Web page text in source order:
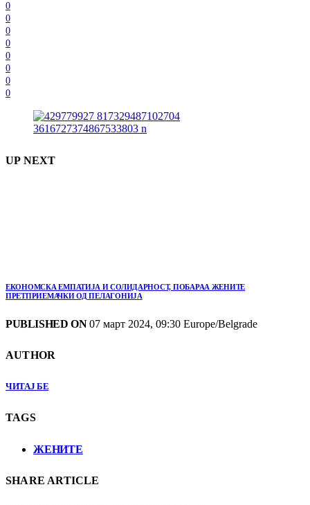
0
0
0
0
0
0
0
0
UP NEXT
ЕКОНОМСКА ЕМПАТИЈА И СОЛИДАРНОСТ, ПОБАРАА ЖЕНИТЕ
ПРЕТПРИЕМАЧКИ ОД ПЕЛАГОНИЈА
PUBLISHED ON07 март 2024, 09:30 Europe/Belgrade
AUTHOR
ЧИТАЈ БЕ
TAGS
ЖЕНИТЕ
SHARE ARTICLE